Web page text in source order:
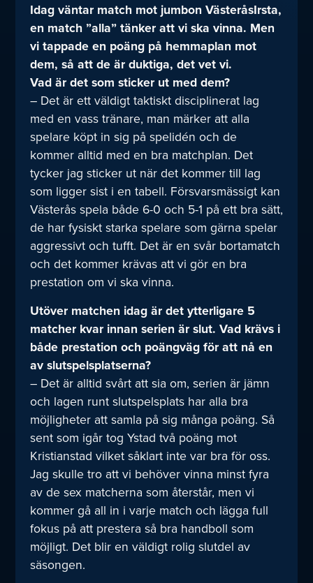
Idag väntar match mot jumbon VästeråsIrsta,
en match ”alla” tänker att vi ska vinna. Men
vi tappade en poäng på hemmaplan mot
dem, så att de är duktiga, det vet vi.
Vad är det som sticker ut med dem?
– Det är ett väldigt taktiskt disciplinerat lag
med en vass tränare, man märker att alla
spelare köpt in sig på spelidén och de
kommer alltid med en bra matchplan. Det
tycker jag sticker ut när det kommer till lag
som ligger sist i en tabell. Försvarsmässigt kan
Västerås spela både 6-0 och 5-1 på ett bra sätt,
de har fysiskt starka spelare som gärna spelar
aggressivt och tufft. Det är en svår bortamatch
och det kommer krävas att vi gör en bra
prestation om vi ska vinna.
Utöver matchen idag är det ytterligare 5
matcher kvar innan serien är slut. Vad krävs i
både prestation och poängväg för att nå en
av slutspelsplatserna?
– Det är alltid svårt att sia om, serien är jämn
och lagen runt slutspelsplats har alla bra
möjligheter att samla på sig många poäng. Så
sent som igår tog Ystad två poäng mot
Kristianstad vilket såklart inte var bra för oss.
Jag skulle tro att vi behöver vinna minst fyra
av de sex matcherna som återstår, men vi
kommer gå all in i varje match och lägga full
fokus på att prestera så bra handboll som
möjligt. Det blir en väldigt rolig slutdel av
säsongen.